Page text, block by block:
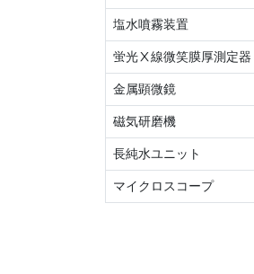
塩水噴霧装置
蛍光Ⅹ線微笑膜厚測定器
金属顕微鏡
磁気研磨機
長純水ユニット
マイクロスコープ